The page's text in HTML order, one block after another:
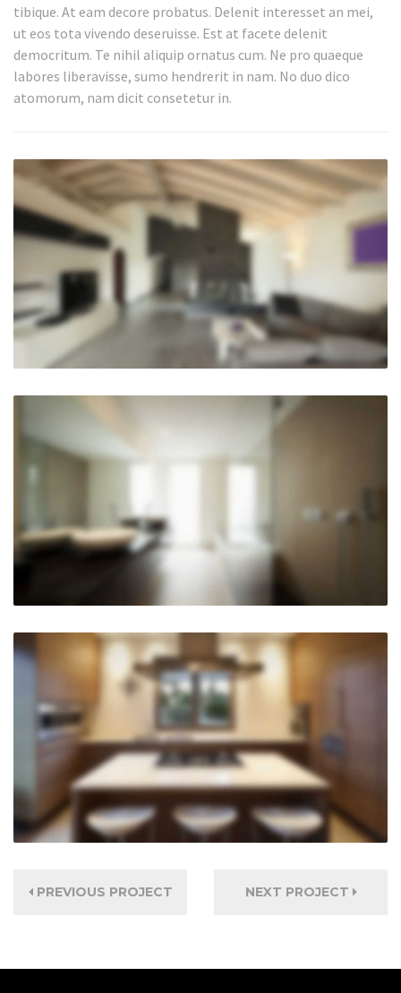
tibique. At eam decore probatus. Delenit interesset an mei,
ut eos tota vivendo deseruisse. Est at facete delenit
democritum. Te nihil aliquip ornatus cum. Ne pro quaeque
labores liberavisse, sumo hendrerit in nam. No duo dico
atomorum, nam dicit consetetur in.
PREVIOUS PROJECT NEXT PROJECT